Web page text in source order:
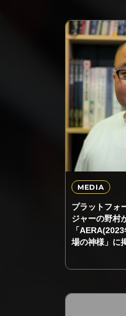
MEDIA
プラットフォ
ジャーの野村
「
場の神様」に